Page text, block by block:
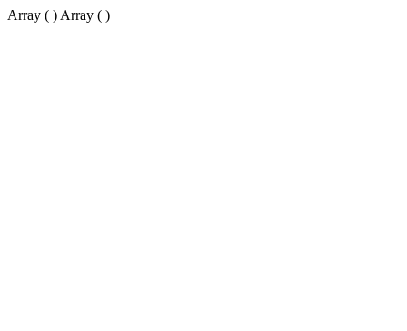
Array ( ) Array ( )